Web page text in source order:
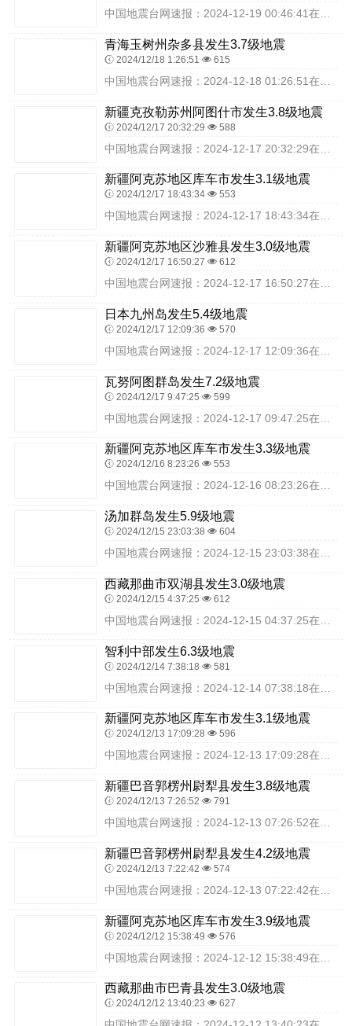
青海玉树州杂多县发生3.7级地震
2024/12/18 1:26:51 615
新疆克孜勒苏州阿图什市发生3.8级地震
2024/12/17 20:32:29 588
新疆阿克苏地区库车市发生3.1级地震
2024/12/17 18:43:34 553
中国地震台网速报：2024-12-17 18:43:34在新疆阿克苏地区库车市（北纬41.16度，东经83.42度）发生3.1级地震，震源深度22千米，最终结果...
新疆阿克苏地区沙雅县发生3.0级地震
2024/12/17 16:50:27 612
日本九州岛发生5.4级地震
2024/12/17 12:09:36 570
瓦努阿图群岛发生7.2级地震
2024/12/17 9:47:25 599
新疆阿克苏地区库车市发生3.3级地震
2024/12/16 8:23:26 553
中国地震台网速报：2024-12-16 08:23:26在新疆阿克苏地区库车市（北纬41.18度，东经83.25度）发生3.3级地震，震源深度20千米，最终结果...
汤加群岛发生5.9级地震
2024/12/15 23:03:38 604
西藏那曲市双湖县发生3.0级地震
2024/12/15 4:37:25 612
智利中部发生6.3级地震
2024/12/14 7:38:18 581
新疆阿克苏地区库车市发生3.1级地震
2024/12/13 17:09:28 596
中国地震台网速报：2024-12-13 17:09:28在新疆阿克苏地区库车市（北纬41.23度，东经83.31度）发生3.1级地震，震源深度21千米，最终结果...
新疆巴音郭楞州尉犁县发生3.8级地震
2024/12/13 7:26:52 791
新疆巴音郭楞州尉犁县发生4.2级地震
2024/12/13 7:22:42 574
新疆阿克苏地区库车市发生3.9级地震
2024/12/12 15:38:49 576
西藏那曲市巴青县发生3.0级地震
2024/12/12 13:40:23 627